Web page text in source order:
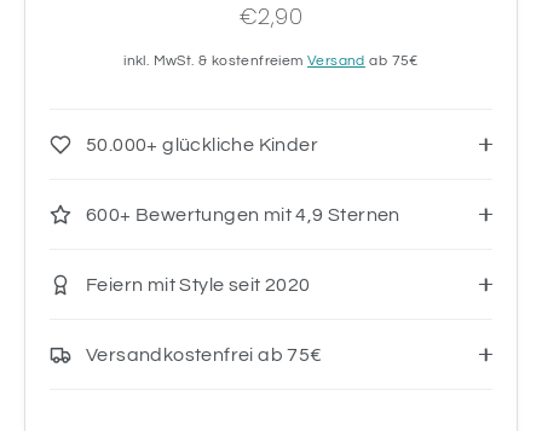
€2,90
inkl. MwSt. & kostenfreiemVersand ab 75€
50.000+ glückliche Kinder
600+ Bewertungen mit 4,9 Sternen
Feiern mit Style seit 2020
Versandkostenfrei ab 75€